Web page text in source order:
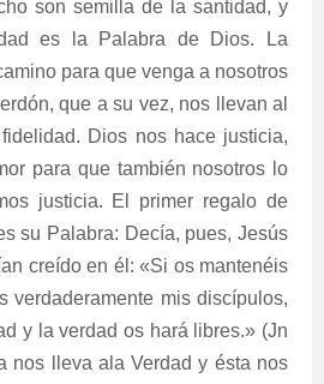
son semilla de la santidad, y
es la Palabra de Dios. La
para que venga a nosotros
que a su vez, nos llevan al
Dios nos hace justicia,
para que también nosotros lo
justicia. El primer regalo de
su Palabra: Decía, pues, Jesús
creído en él: «Si os mantenéis
verdaderamente mis discípulos,
y la verdad os hará libres.» (Jn
nos lleva ala Verdad y ésta nos